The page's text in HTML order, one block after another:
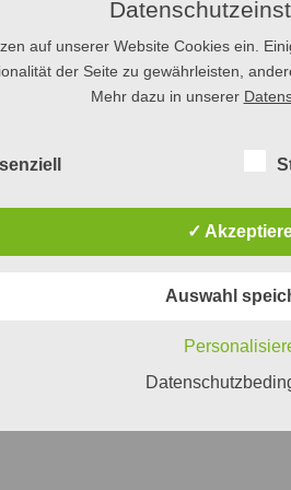
dieser, diese, dieses, etwa
… oder (!) letzt… So heißt es im Duden
bevorstehenden oder
Ungenauigkeit zu tun – hier
Rede stehenden relativen
2024.
auf unserer Website Cookies ein.
der Seite zu gewährleisten,
Mehr dazu in unserer
✓
Auswahl